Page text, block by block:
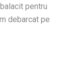
pentru
debarcat pe